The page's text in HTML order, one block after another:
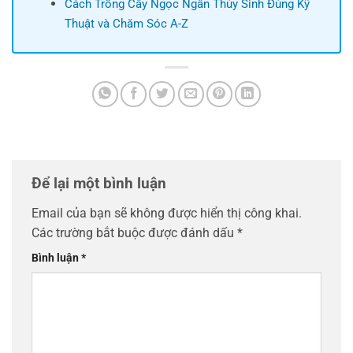
Cách Trồng Cây Ngọc Ngân Thủy Sinh Đúng Kỹ
Thuật và Chăm Sóc A-Z
Để lại một bình luận
Email của bạn sẽ không được hiển thị công khai.
Các trường bắt buộc được đánh dấu *
Bình luận*